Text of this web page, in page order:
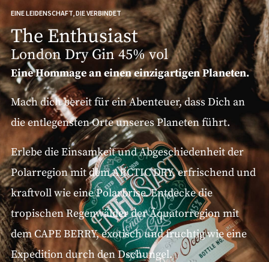
EINE LEIDENSCHAFT, DIE VERBINDET
The Enthusiast
London Dry Gin 45% vol
Eine Hommage an einen einzigartigen Planeten.
Mach dich bereit für ein Abenteuer, dass Dich an
die entlegensten Orte unseres Planeten führt.
Erlebe die Einsamkeit und Abgeschiedenheit der
Polarregion mit dem ARCTIC DRY, erfrischend und
kraftvoll wie eine Polarbrise. Entdecke die
tropischen Regenwälder der Äquatorregion mit
dem CAPE BERRY, exotisch und fruchtig wie eine
Expedition durch den Dschungel.